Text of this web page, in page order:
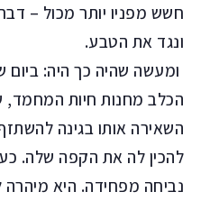
חשש מפניו יותר מכול –
ונגד את הטבע.
ומעשה שהיה כך היה:
הכלב מחנות חיות המחמד,
השאירה אותו בגינה
להכין לה את הקפה שלה.
נביחה מפחידה. היא